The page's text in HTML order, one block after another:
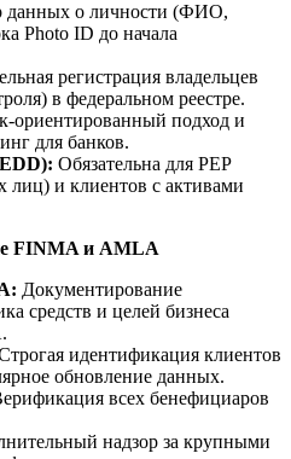
данных о личности (ФИО,
Photo ID до начала
регистрация владельцев
в федеральном реестре.
ориентированный подход и
для банков.
Обязательна для PEP
лиц) и клиентов с активами
FINMA и AMLA
Документирование
средств и целей бизнеса
идентификация клиентов
обновление данных.
всех бенефициаров
надзор за крупными